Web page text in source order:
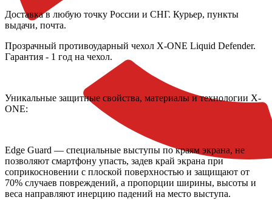
Доставкав любую точку России и СНГ. Курьер, пункты
выдачи, почта.
Прозрачный противоударный чехол X-ONE Liquid Defender.
Гарантия - 1 год на чехол.
Уникальные защитные свойства, материалы и технологии X-
ONE:
Edge Guard — специальные выступы по краям экрана, не
позволяют смартфону упасть, задев край экрана при
соприкосновении с плоской поверхностью и защищают от
70% случаев повреждений, а пропорции ширины, высоты и
веса направляют инерцию падений на место выступа.